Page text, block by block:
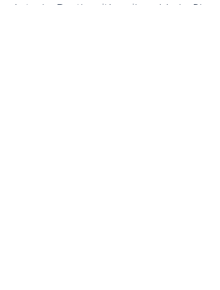
Antonio Dentice d'Accadia e Maria Pia